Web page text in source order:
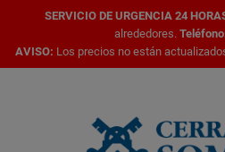
SERVICIO DE URGENCIA 24
alrededores.
AVISO: Los precios no están